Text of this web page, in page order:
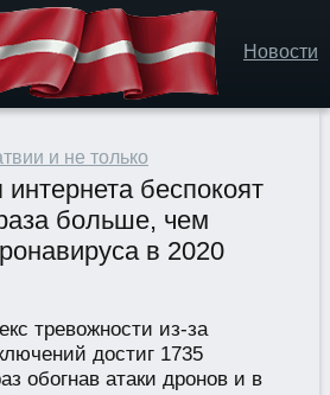
Новости
и не только
беспокоят
больше, чем
в 2020
тревожности из-за
достиг 1735
обогнав атаки дронов и в